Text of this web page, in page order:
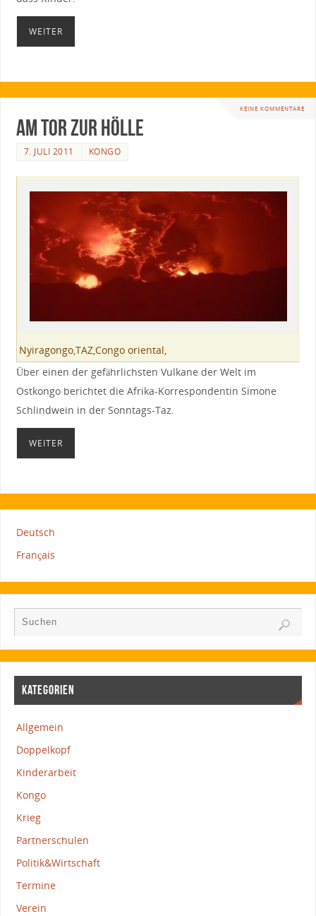
WEITER
KEINE KOMMENTARE
Am Tor zur Hölle
7. JULI 2011 KONGO
Nyiragongo,TAZ,Congo oriental,
Über einen der gefährlichsten Vulkane der Welt im
Ostkongo berichtet die Afrika-Korrespondentin Simone
Schlindwein in der Sonntags-Taz.
WEITER
Deutsch
Français
KATEGORIEN
Allgemein
Doppelkopf
Kinderarbeit
Kongo
Krieg
Partnerschulen
Politik&Wirtschaft
Termine
Verein